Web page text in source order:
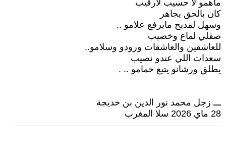
ماهمو لا حسيب لارقيب
كان بالحق يجاهر
وسهل لمديح مايرفع علامو ..
صقلي لماع وخصيب
للعاشقين والعاشقات ورودو وسلامو..
سعدات اللي عندو نصيب
يطلق ورشانو يتبع حمامو .. .
ـــ زجل محمد نور الدين بن خديجة
28 ماي 2026 سلا المغرب